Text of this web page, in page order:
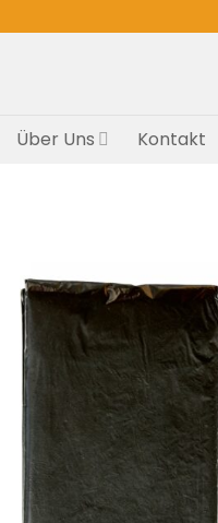
Über Uns Kontakt